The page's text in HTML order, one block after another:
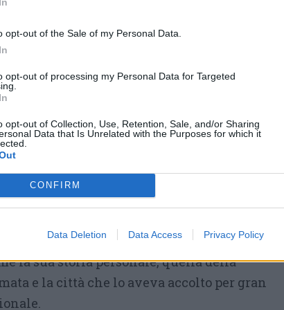
opt-out of the Sale of my Personal Data.
opt-out of processing my Personal Data for Targeted
opt-out of Collection, Use, Retention, Sale, and/or Sharing
Data that Is Unrelated with the Purposes for which it
CONFIRM
Data Deletion Data Access Privacy Policy
una delle strutture storiche
dell’ultima zia esule, recuperò con il
di famiglia e la portò proprio a Gallarate,
storico del Deposito.
della struttura e il trasferimento del
affidare quel tricolore a un luogo che ne
novembre 2014 lo donò al Museo della
Studi Patri, il “chiostrino” di via Borgo
presidente Matteo Scaltritti. Un
la sua storia personale, quella della
e la città che lo aveva accolto per gran